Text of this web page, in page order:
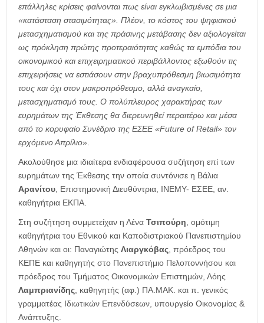
επάλληλες κρίσεις φαίνονται πως είναι εγκλωβισμένες σε μια
«κατάσταση στασιμότητας». Πλέον, το κόστος του ψηφιακού
μετασχηματισμού και της πράσινης μετάβασης δεν αξιολογείται
ως πρόκληση πρώτης προτεραιότητας καθώς τα εμπόδια του
οικονομικού και επιχειρηματικού περιβάλλοντος εξωθούν τις
επιχειρήσεις να εστιάσουν στην βραχυπρόθεσμη βιωσιμότητα
τους και όχι στον μακροπρόθεσμο, αλλά αναγκαίο,
μετασχηματισμό τους. Ο πολύπλευρος χαρακτήρας των
ευρημάτων της Έκθεσης θα διερευνηθεί περαιτέρω και μέσα
από το κορυφαίο Συνέδριο της ΕΣΕΕ «Future of Retail» τον
ερχόμενο Απρίλιο».
Ακολούθησε μια ιδιαίτερα ενδιαφέρουσα συζήτηση επί των
ευρημάτων της Έκθεσης την οποία συντόνισε η Βάλια
Αρανίτου , Επιστημονική Διευθύντρια, ΙΝΕΜΥ- ΕΣΕΕ, αν.
καθηγήτρια ΕΚΠΑ.
Στη συζήτηση συμμετείχαν η Λένα Τσιπούρη , ομότιμη
καθηγήτρια του Εθνικού και Καποδιστριακού Πανεπιστημίου
Αθηνών και οι: Παναγιώτης Λιαργκόβας , πρόεδρος του
ΚΕΠΕ και καθηγητής στο Πανεπιστήμιο Πελοποννήσου και
πρόεδρος του Τμήματος Οικονομικών Επιστημών, Λόης
Λαμπριανίδης , καθηγητής (αφ.) ΠΑ.ΜΑΚ. και π. γενικός
γραμματέας Ιδιωτικών Επενδύσεων, υπουργείο Οικονομίας &
Ανάπτυξης.